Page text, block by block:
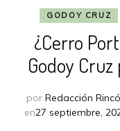
GODOY CRUZ
¿Cerro
Godoy
por Redacción
en27 septiembre,